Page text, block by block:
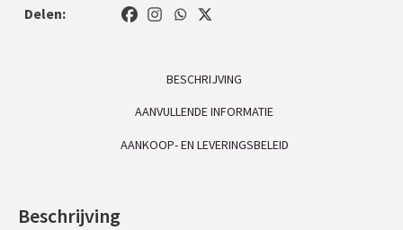
Delen:
BESCHRIJVING
AANVULLENDE INFORMATIE
AANKOOP- EN LEVERINGSBELEID
Beschrijving